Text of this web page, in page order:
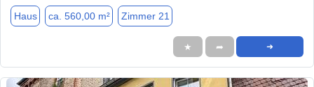
Haus ca. 560,00 m² Zimmer 21
★ ➦ ➜